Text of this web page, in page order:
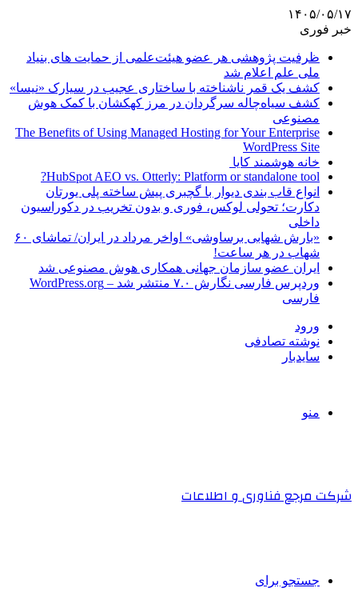
۱۴۰۵/۰۵/۱۷
خبر فوری
ظرفیت پژوهشی هر عضو هیئت‌علمی از حمایت های بنیاد
ملی علم اعلام شد
کشف یک قمر ناشناخته با ساختاری عجیب در سیارک «نیسا»
کشف سیاه‌چاله سرگردان در مرز کهکشان با کمک هوش
مصنوعی
The Benefits of Using Managed Hosting for Your Enterprise
WordPress Site
خانه هوشمند کایا
HubSpot AEO vs. Otterly: Platform or standalone tool?
انواع قاب بندی دیوار با گچبری پیش ساخته پلی یورتان
دکارت؛ تحولی لوکس، فوری و بدون تخریب در دکوراسیون
داخلی
«بارش شهابی برساوشی» اواخر مرداد در ایران/ تماشای ۶۰
شهاب در هر ساعت!
ایران عضو سازمان جهانی همکاری هوش مصنوعی شد
وردپرس فارسی نگارش ۷.۰ منتشر شد – WordPress.org
فارسی
ورود
نوشته تصادفی
سایدبار
منو
شرکت مرجع فناوری و اطلاعات
جستجو برای